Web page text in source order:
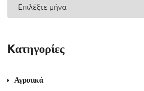
Kατηγορίες
Αγροτικά